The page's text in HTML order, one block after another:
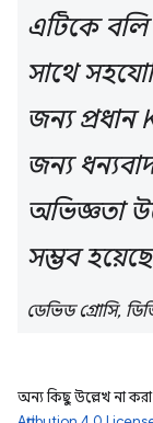
এটিকে
সাথে
জন্য প্রধান
জন্য
অভিজ্ঞতা
সম্ভব
ডেভিড গ্রোসি,
অন্য কিছু উল্লেখ না